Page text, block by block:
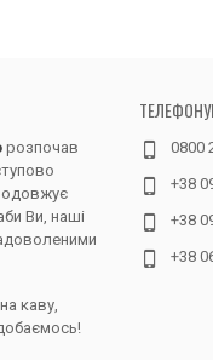
розпочав
Ви, наші
каву,
0800
+38
+38
+38